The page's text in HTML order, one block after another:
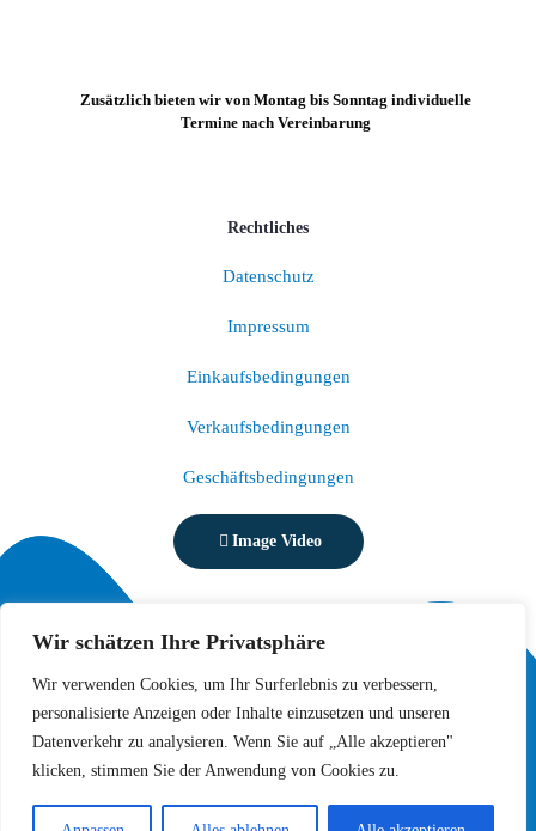
Wir schätzen Ihre Privatsphäre
Wir verwenden Cookies, um Ihr Surferlebnis zu verbessern,
personalisierte Anzeigen oder Inhalte einzusetzen und unseren
Datenverkehr zu analysieren. Wenn Sie auf „Alle akzeptieren"
klicken, stimmen Sie der Anwendung von Cookies zu.
Zusätzlich bieten wir von Montag bis Sonntag individuelle
Termine nach Vereinbarung
Rechtliches
Datenschutz
Impressum
Einkaufsbedingungen
Verkaufsbedingungen
Geschäftsbedingungen
Image Video
© Copyright 2026 Wasserwelle Grenzach GmbH
Alle Rechte vorbehalten.